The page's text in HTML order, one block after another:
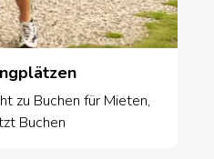
zu Buchen für Mieten,
Buchen